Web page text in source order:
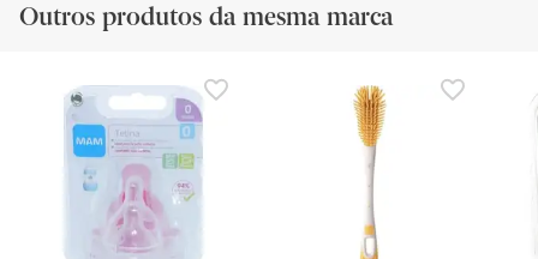
Outros produtos da mesma marca